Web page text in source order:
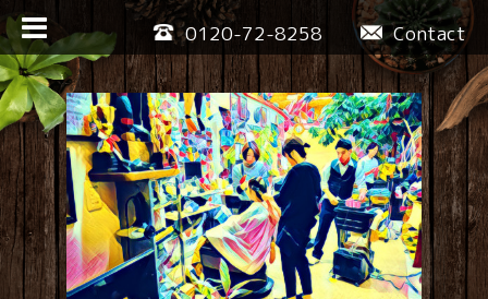
Contact
0120-72-8258